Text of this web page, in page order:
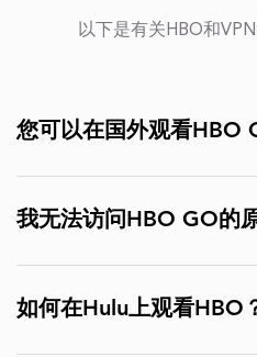
以下是有关HBO和
您可以在国外观看HBO
我无法访问HBO GO的
如何在Hulu上观看HBO